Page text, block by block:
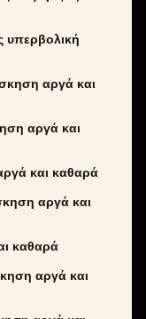
υπερβολική
αργά και
αργά και
και καθαρά
αργά και
καθαρά
αργά και